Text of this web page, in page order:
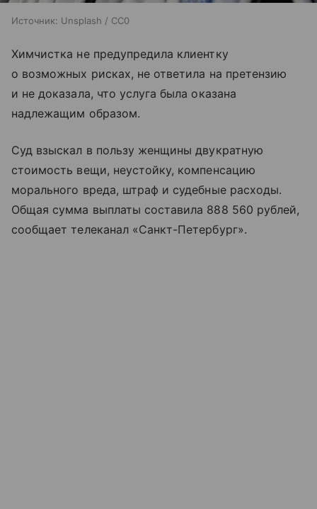
Источник: Unsplash / CC0
Химчистка не предупредила клиентку
о возможных рисках, не ответила на претензию
и не доказала, что услуга была оказана
надлежащим образом.
Суд взыскал в пользу женщины двукратную
стоимость вещи, неустойку, компенсацию
морального вреда, штраф и судебные расходы.
Общая сумма выплаты составила 888 560 рублей,
сообщает телеканал «Санкт-Петербург».